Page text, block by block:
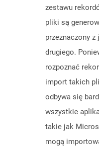
zestawu
pliki są
przeznaczony
drugiego.
rozpoznać
import takich
odbywa się
wszystkie
takie jak
mogą